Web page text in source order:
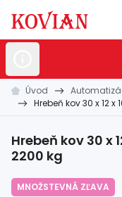
Nerezovépolotovary
Kovanépolotovary
Zábradlia amadlá
Úvod
Hrebeň kov 30 x 12
Hrebeň kov 30 x
2200 kg
MNOŽSTEVNÁ ZĽAVA